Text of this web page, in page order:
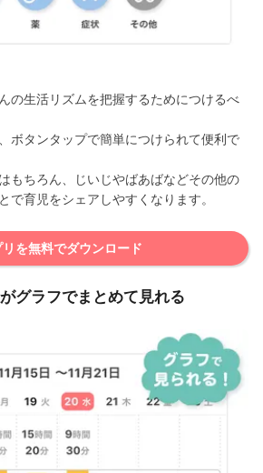
の生活リズムを把握するためにつけるべ
ボタンタップで簡単につけられて便利で
もちろん、じいじやばあばなどその他の
で育児をシェアしやすくなります。
リを無料でダウンロード
グラフでまとめて見れる